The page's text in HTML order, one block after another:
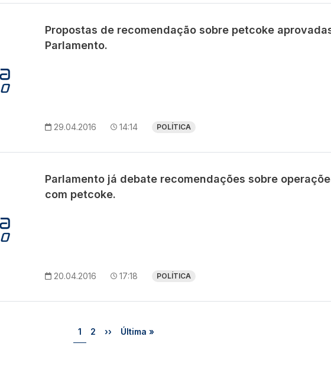
Propostas de recomendação sobre petcoke
Parlamento.
29.04.2016 14:14 POLÍTICA
Parlamento já debate recomendações sobre
com petcoke.
20.04.2016 17:18 POLÍTICA
Página
1 Página
2 Próxima página
›› Última página
Última »